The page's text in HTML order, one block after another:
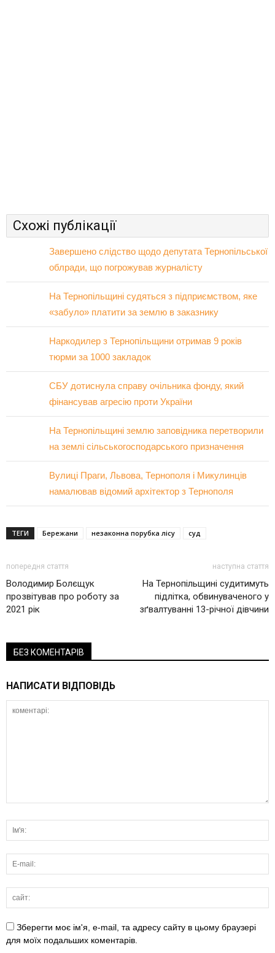
Схожі публікації
Завершено слідство щодо депутата Тернопільської
облради, що погрожував журналісту
На Тернопільщині судяться з підприємством, яке
«забуло» платити за землю в заказнику
Наркодилер з Тернопільщини отримав 9 років
тюрми за 1000 закладок
СБУ дотиснула справу очільника фонду, який
фінансував агресію проти України
На Тернопільщині землю заповідника перетворили
на землі сільськогосподарського призначення
Вулиці Праги, Львова, Тернополя і Микулинців
намалював відомий архітектор з Тернополя
ТЕГИ Бережани незаконна порубка лісу суд
попередня стаття
Володимир Болєщук
прозвітував про роботу за
2021 рік
наступна стаття
На Тернопільщині судитимуть
підлітка, обвинуваченого у
зґвалтуванні 13-річної дівчини
БЕЗ КОМЕНТАРІВ
НАПИСАТИ ВІДПОВІДЬ
Зберегти моє ім'я, e-mail, та адресу сайту в цьому браузері
для моїх подальших коментарів.